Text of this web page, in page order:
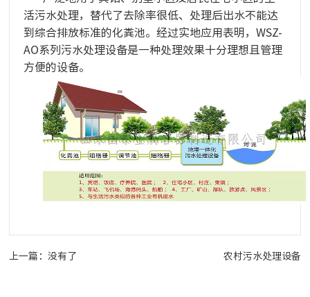
活污水处理，替代了去除率很低、处理后出水不能达
到综合排放标准的化粪池。经过实地应用表明，WSZ-
AO系列污水处理设备是一种处理效果十分理想且管理
方便的设备。
上一篇：没有了 农村污水处理设备